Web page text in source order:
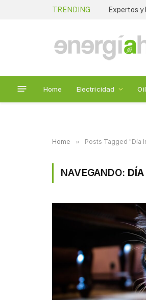
TRENDING
Home Electricidad
Home » Posts Tagged "Día
NAVEGANDO: